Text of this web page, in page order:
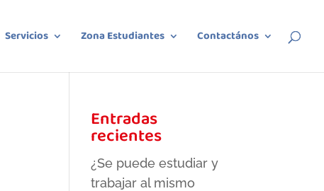
Servicios Zona Estudiantes Contactános
Entradas
recientes
¿Se puede estudiar y
trabajar al mismo